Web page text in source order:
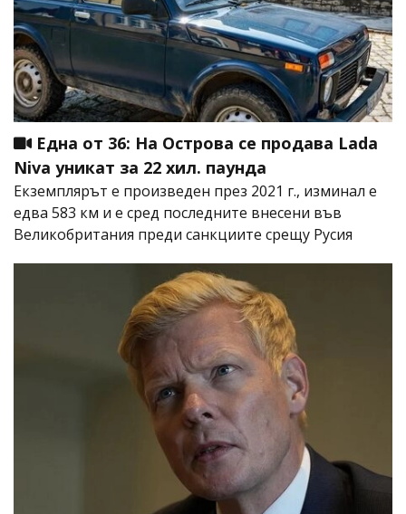
Една от 36: На Острова се продава Lada
Niva уникат за 22 хил. паунда
Екземплярът е произведен през 2021 г., изминал е
едва 583 км и е сред последните внесени във
Великобритания преди санкциите срещу Русия